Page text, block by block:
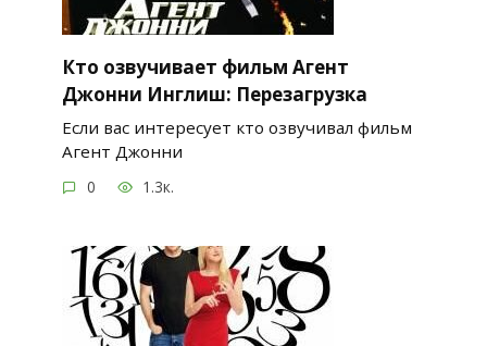
Кто озвучивает фильм Агент
Джонни Инглиш: Перезагрузка
Если вас интересует кто озвучивал фильм
Агент Джонни
0 1.3к.